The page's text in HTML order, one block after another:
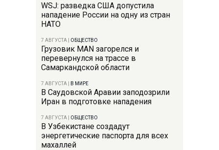
WSJ: разведка США допустила
нападение России на одну из стран
НАТО
7 АВГУСТА ОБЩЕСТВО
Грузовик MAN загорелся и
перевернулся на трассе в
Самаркандской области
7 АВГУСТА В МИРЕ
В Саудовской Аравии заподозрили
Иран в подготовке нападения
7 АВГУСТА ОБЩЕСТВО
В Узбекистане создадут
энергетические паспорта для всех
махаллей